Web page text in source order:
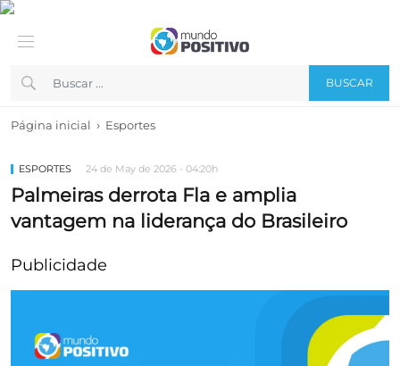
BUSCAR
Página inicial › Esportes
ESPORTES 24 de May de 2026 - 04:20h
Palmeiras derrota Fla e amplia
vantagem na liderança do Brasileiro
Publicidade